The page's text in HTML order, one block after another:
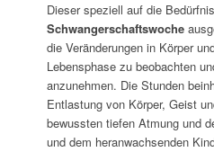
Dieser speziell auf die
Schwangerschaftswoche
die Veränderungen in Körper
Lebensphase zu beobachten
anzunehmen. Die Stunden
Entlastung von Körper, Geist
bewussten tiefen Atmung und
und dem heranwachsenden